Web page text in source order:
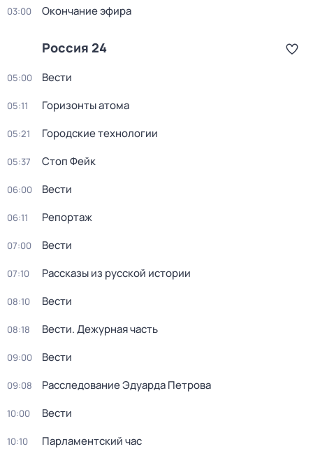
03:00 Окончание эфира
Россия 24
05:00 Вести
05:11 Горизонты атома
05:21 Городские технологии
05:37 Стоп Фейк
06:00 Вести
06:11 Репортаж
07:00 Вести
07:10 Рассказы из русской истории
08:10 Вести
08:18 Вести. Дежурная часть
09:00 Вести
09:08 Расследование Эдуарда Петрова
10:00 Вести
10:10 Парламентский час